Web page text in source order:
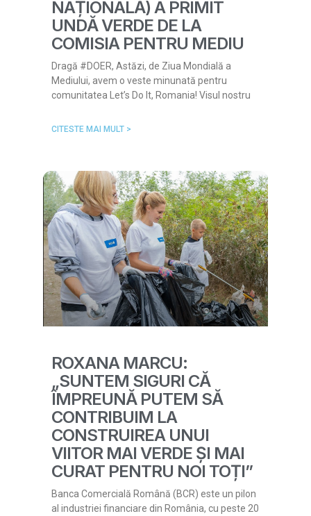
NAȚIONALĂ) A PRIMIT
UNDĂ VERDE DE LA
COMISIA PENTRU MEDIU
Dragă #DOER, Astăzi, de Ziua Mondială a
Mediului, avem o veste minunată pentru
comunitatea Let’s Do It, Romania! Visul nostru
CITESTE MAI MULT >
ROXANA MARCU:
„SUNTEM SIGURI CĂ
ÎMPREUNĂ PUTEM SĂ
CONTRIBUIM LA
CONSTRUIREA UNUI
VIITOR MAI VERDE ȘI MAI
CURAT PENTRU NOI TOȚI”
Banca Comercială Română (BCR) este un pilon
al industriei financiare din România, cu peste 20